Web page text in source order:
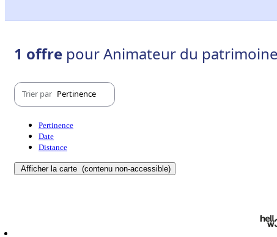
1 offre pour Animateur du
Trier par Pertinence
Pertinence
Date
Distance
Afficher la carte (contenu non-accessible)